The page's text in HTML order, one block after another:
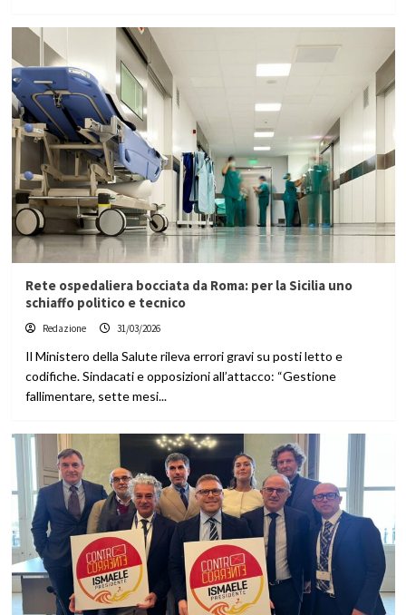
Rete ospedaliera bocciata da Roma: per la Sicilia uno
schiaffo politico e tecnico
Redazione 31/03/2026
Il Ministero della Salute rileva errori gravi su posti letto e
codifiche. Sindacati e opposizioni all’attacco: “Gestione
fallimentare, sette mesi...